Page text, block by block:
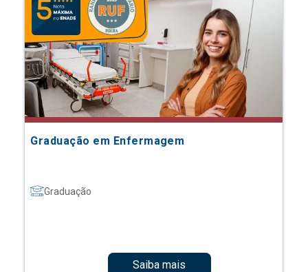
Graduação em Enfermagem
Graduação
Saiba mais